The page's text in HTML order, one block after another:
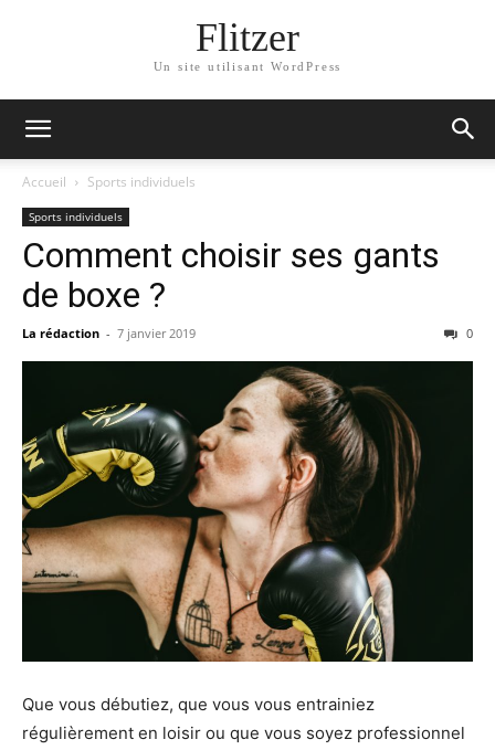
Flitzer
Un site utilisant WordPress
Accueil Sports individuels
Sports individuels
Comment choisir ses gants
de boxe ?
La rédaction - 7 janvier 2019 0
Que vous débutiez, que vous vous entrainiez
régulièrement en loisir ou que vous soyez professionnel